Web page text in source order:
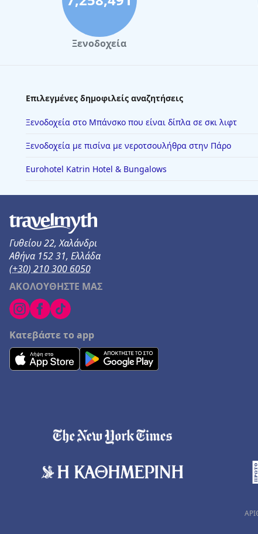
Ξενοδοχεία
Επιλεγμένες δημοφιλείς αναζητήσεις
Ξενοδοχεία στο Μπάνσκο που είναι δίπλα σε σκι λιφτ
Ξενοδοχεία με πισίνα με νεροτσουλήθρα στην Πάρο
Eurohotel Katrin Hotel & Bungalows
Γυθείου 22, Χαλάνδρι
Αθήνα 152 31, Ελλάδα
(+30) 210 300 6050
ΑΚΟΛΟΥΘΗΣΤΕ ΜΑΣ
Κατεβάστε το app